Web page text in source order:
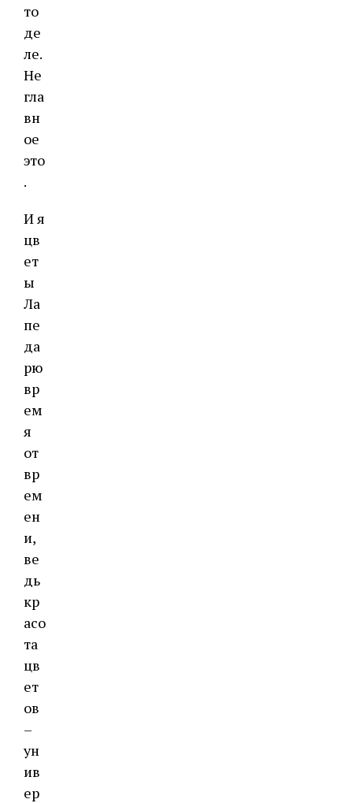
то
де
ле.
Не
гла
вн
ое
это
.
И я
цв
ет
ы
Ла
пе
да
рю
вр
ем
я
от
вр
ем
ен
и,
ве
дь
кр
асо
та
цв
ет
ов
–
ун
ив
ер